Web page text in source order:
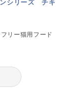
シリーズ チキ
リー猫用フード